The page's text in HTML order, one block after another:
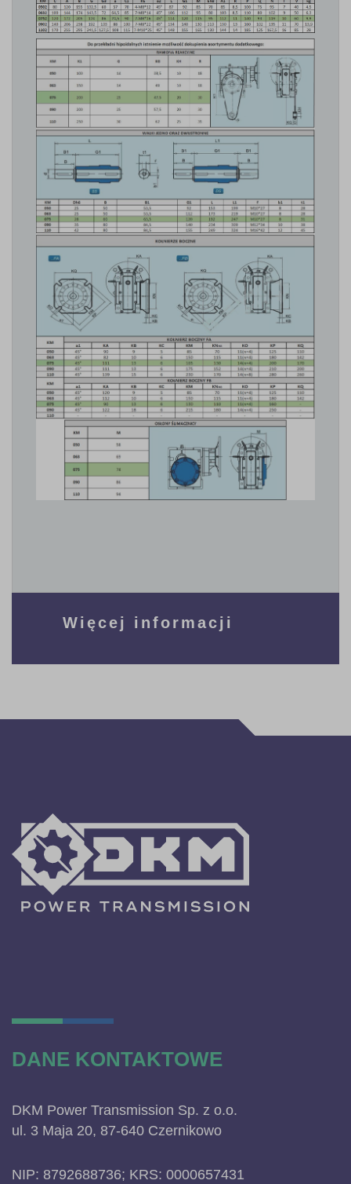
Więcej informacji
DANE KONTAKTOWE
DKM Power Transmission Sp. z o.o.
ul. 3 Maja 20, 87-640 Czernikowo
NIP: 8792688736; KRS: 0000657431